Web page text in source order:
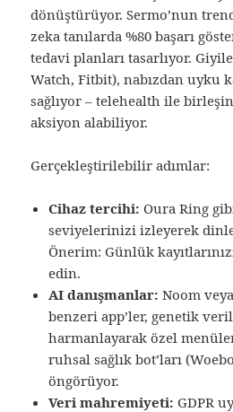
dönüştürüyor. Sermo’nun
zeka tanılarda %80 başarı
tedavi planları tasarlıyor.
Watch, Fitbit), nabızdan uyku
sağlıyor – telehealth ile
aksiyon alabiliyor.
Gerçekleştirilebilir adımlar:
Cihaz tercihi: Oura Ring
seviyelerinizi izleyerek
Önerim: Günlük
edin.
AI danışmanlar: Noom
benzeri app’ler, genetik
harmanlayarak özel
ruhsal sağlık bot’ları
öngörüyor.
Veri mahremiyeti: GDPR